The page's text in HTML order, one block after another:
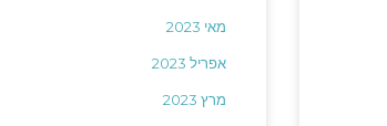
מאי 2023
אפריל 2023
מרץ 2023